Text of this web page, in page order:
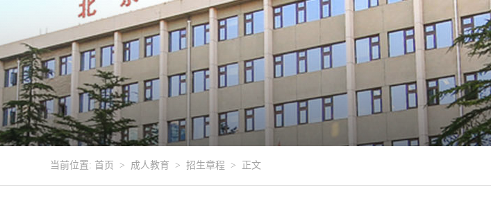
当前位置: 首页 > 成人教育 > 招生章程 > 正文